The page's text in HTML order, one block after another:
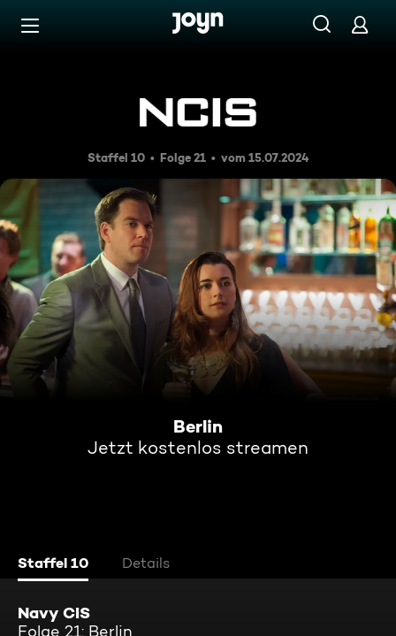
Zum Inhalt springen
Berlin
Staffel 10 Folge 21 vom 15.07.2024
Berlin
Jetzt kostenlos streamen
Staffel 10 Details
Navy CIS
Folge 21: Berlin